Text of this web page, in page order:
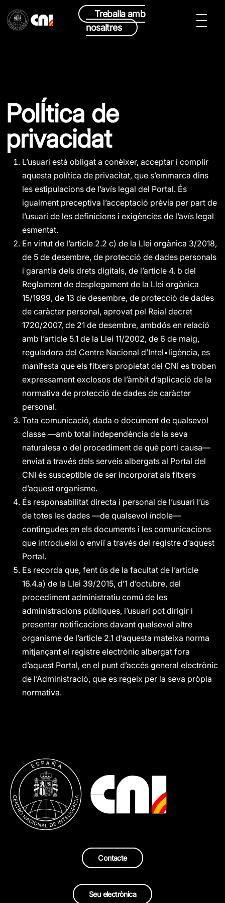
Treballa amb
nosaltres
PolÍtica de
privacidat
L’usuari està obligat a conèixer, acceptar i complir
aquesta política de privacitat, que s’emmarca dins
les estipulacions de l’avís legal del Portal. És
igualment preceptiva l’acceptació prèvia per part de
l’usuari de les definicions i exigències de l’avís legal
esmentat.
En virtut de l’article 2.2 c) de la Llei orgànica 3/2018,
de 5 de desembre, de protecció de dades personals
i garantia dels drets digitals, de l’article 4. b del
Reglament de desplegament de la Llei orgànica
15/1999, de 13 de desembre, de protecció de dades
de caràcter personal, aprovat pel Reial decret
1720/2007, de 21 de desembre, ambdós en relació
amb l’article 5.1 de la Llei 11/2002, de 6 de maig,
reguladora del Centre Nacional d’Intel•ligència, es
manifesta que els fitxers propietat del CNI es troben
expressament exclosos de l’àmbit d’aplicació de la
normativa de protecció de dades de caràcter
personal.
Tota comunicació, dada o document de qualsevol
classe —amb total independència de la seva
naturalesa o del procediment de què porti causa—
enviat a través dels serveis albergats al Portal del
CNI és susceptible de ser incorporat als fitxers
d’aquest organisme.
És responsabilitat directa i personal de l’usuari l’ús
de totes les dades —de qualsevol índole—
contingudes en els documents i les comunicacions
que introdueixi o enviï a través del registre d’aquest
Portal.
Es recorda que, fent ús de la facultat de l’article
16.4.a) de la Llei 39/2015, d’1 d’octubre, del
procediment administratiu comú de les
administracions públiques, l’usuari pot dirigir i
presentar notificacions davant qualsevol altre
organisme de l’article 2.1 d’aquesta mateixa norma
mitjançant el registre electrònic albergat fora
d’aquest Portal, en el punt d’accés general electrònic
de l’Administració, que es regeix per la seva pròpia
normativa.
Contacte
Seu electrònica